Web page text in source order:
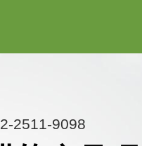
2511-9098